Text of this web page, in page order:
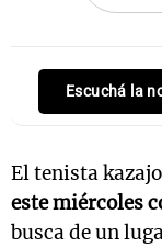
Escuchá la
El tenista
este miércoles
busca de un